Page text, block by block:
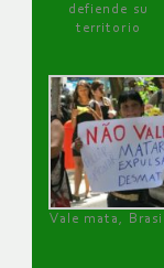
defiende su
territorio
Vale mata, Brasil